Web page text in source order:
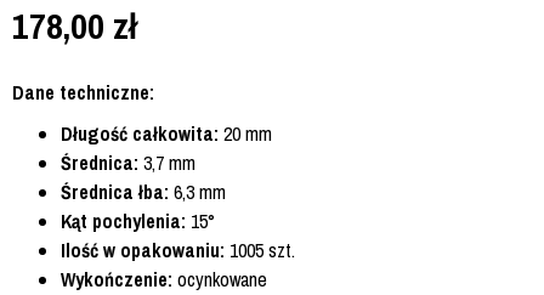
178,00 zł
Dane techniczne:
Długość całkowita: 20 mm
Średnica: 3,7 mm
Średnica łba: 6,3 mm
Kąt pochylenia: 15°
Ilość w opakowaniu: 1005 szt.
Wykończenie: ocynkowane